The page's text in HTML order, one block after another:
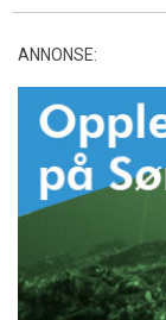
ANNONSE: